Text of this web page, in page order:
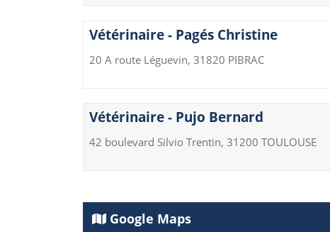
Vétérinaire - Pagés Christine
20 A route Léguevin, 31820 PIBRAC
Vétérinaire - Pujo Bernard
42 boulevard Silvio Trentin, 31200 TOULOUSE
Google Maps